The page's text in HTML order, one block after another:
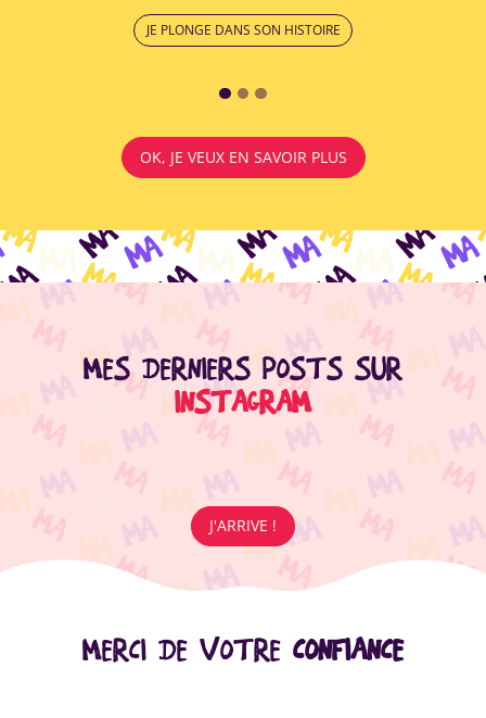
JE PLONGE DANS SON HISTOIRE
OK, JE VEUX EN SAVOIR PLUS
MES DERNIERS POSTS SUR
INSTAGRAM
J'ARRIVE !
MERCI DE VOTRE CONFIANCE